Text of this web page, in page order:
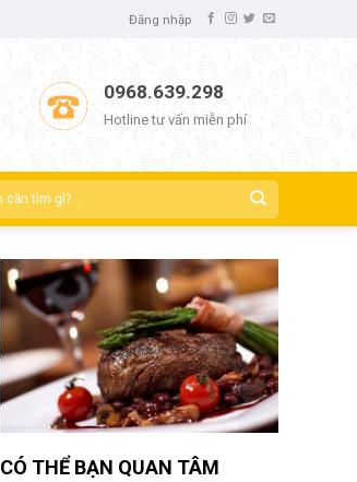
Đăng nhập
0968.639.298
Hotline tư vấn miễn phí
CÓ THỂ BẠN QUAN TÂM